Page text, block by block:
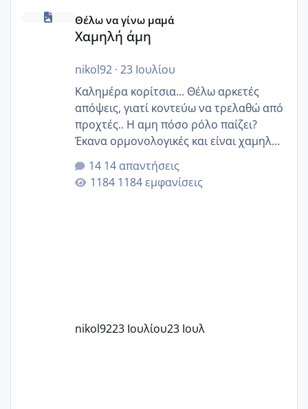
Χαμηλή άμη
Θέλω να γίνω μαμά
Χαμηλή άμη
nikol92· 23 Ιουλίου
Καλημέρα κορίτσια... Θέλω αρκετές
απόψεις, γιατί κοντεύω να τρελαθώ από
προχτές.. Η αμη πόσο ρόλο παίζει?
Έκανα ορμονολογικές και είναι χαμηλή
για την ηλικία μου.. Είχα ήδη μια
εγκυμοσύνη, που έπρεπε να τερματιστεί
στην 27η εβδομάδα και προσπαθώ 7
14 απαντήσεις
1184 εμφανίσεις
nikol9223 Ιουλίου23 Ιουλ